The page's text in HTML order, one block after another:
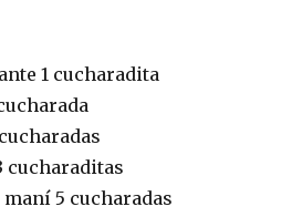
1 cucharadita
cucharaditas
5 cucharadas